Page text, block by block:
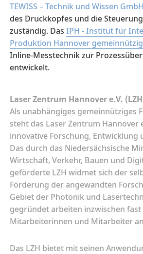
TEWISS – Technik und Wissen GmbH
des Druckkopfes und die
zuständig. Das IPH - Institut für
Produktion Hannover
Inline-Messtechnik zur
entwickelt.
Laser Zentrum Hannover e.V.
Als unabhängiges gemeinnütziges
steht das Laser Zentrum Hannover
innovative Forschung, Entwicklung
Das durch das Niedersächsische
Wirtschaft, Verkehr, Bauen und
geförderte LZH widmet sich der
Förderung der angewandten
Gebiet der Photonik und
gegründet arbeiten inzwischen fast
Mitarbeiterinnen und Mitarbeiter
Das LZH bietet mit seinen